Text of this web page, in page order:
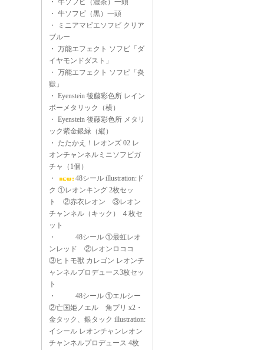
・ 牛ソフビ（濃茶）一頭
・ 牛ソフビ（黒）一頭
・
ミニアマビエソフビ クリア
ブルー
・ 万能エフェクト ソフビ「ダ
イヤモンドダスト」
・ 万能エフェクト ソフビ「炎
獄」
・ Eyenstein 後藤彩色所 レイン
ボーメタリック（横）
・ Eyenstein 後藤彩色所 メタリ
ック紫金銀緑（縦）
・ たたかえ！レオンズ 02 レ
オンチャンネルミニソフビガ
チャ（1個）
・
48シール illustration:ド
ク ①レオンキング 2枚セッ
ト ②赤衣レオン ③レオン
チャンネル（キック） ４枚セ
ット
・
48シール ①最虹レオ
ンレッド ②レオンロココ
③ヒトモ獣 カレゴン レオンチ
ャンネルプロデュース3枚セッ
ト
・
48シール ①エルシー
②亡国姫ノエル 角プリ x2・
金タック、銀タック illustration:
イシール レオンチャンレオン
チャンネルプロデュース 4枚